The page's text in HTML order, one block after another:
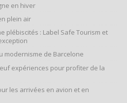
en hiver
plein air
plébiscités : Label Safe Tourism et
modernisme de Barcelone
expériences pour profiter de la
les arrivées en avion et en